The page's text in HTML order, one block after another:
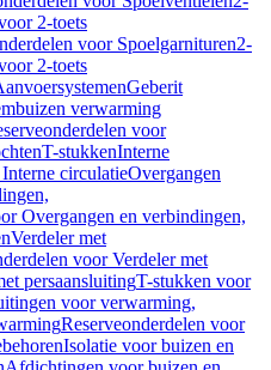
2-toets
voor Spoelgarnituren2-
2-toets
Geberit
verwarming
voor
T-stukkenInterne
circulatieOvergangen
Overgangen en verbindingen,
Verdeler met
voor Verdeler met
persaansluitingT-stukken voor
voor verwarming,
Reserveonderdelen voor
Isolatie voor buizen en